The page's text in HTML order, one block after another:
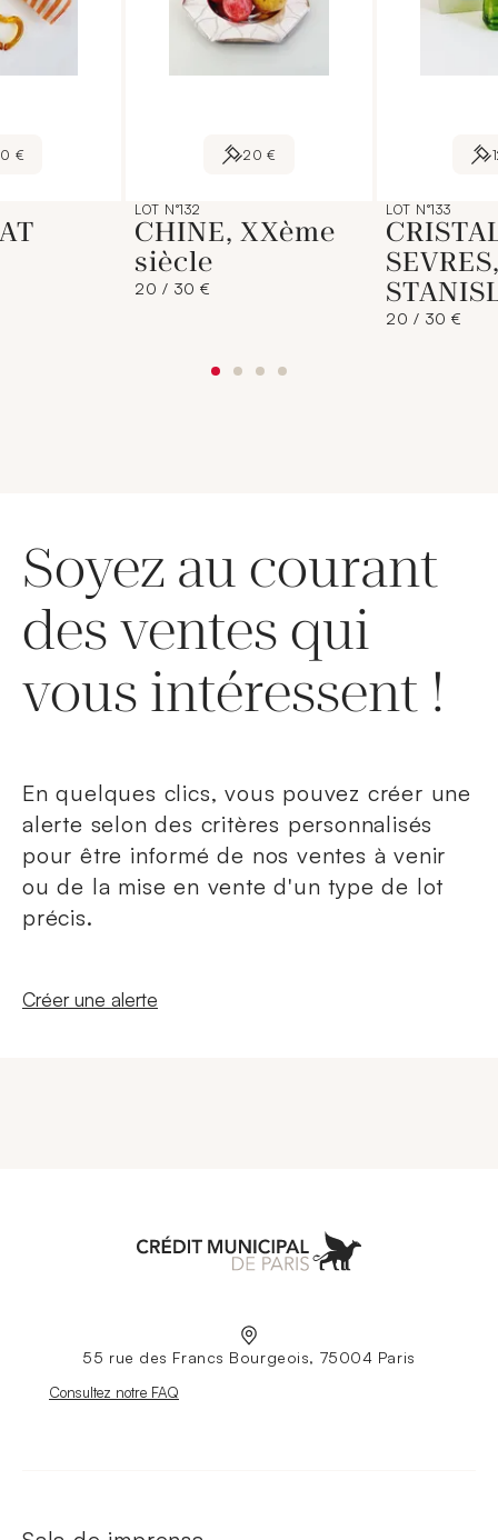
€ 20 €
LOT N°132
CHINE, XXème
siècle
20 / 30 €
LOT N°133
20 / 30 €
Soyez au courant
des ventes qui
vous intéressent !
En quelques clics, vous pouvez créer une
alerte selon des critères personnalisés
pour être informé de nos ventes à venir
ou de la mise en vente d'un type de lot
précis.
Nouvelle fenêtre
Créer une alerte
55 rue des Francs Bourgeois, 75004 Paris
Nouvelle fenêtre
Consultez notre FAQ